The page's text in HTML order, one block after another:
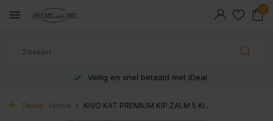
0
Veilig en snel betaald met iDeal
Terug Home KIVO KAT PREMIUM KIP ZALM 5 KI...